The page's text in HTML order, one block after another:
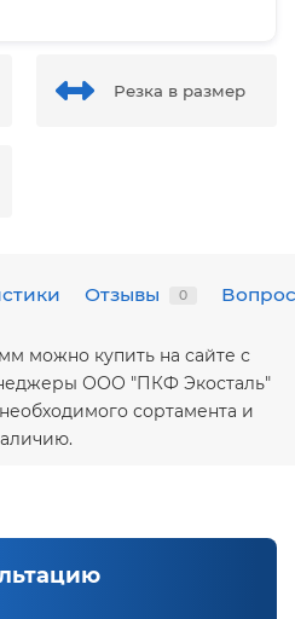
Резка в размер
Отзывы 0
можно купить на сайте с
ООО "ПКФ Экосталь"
сортамента и